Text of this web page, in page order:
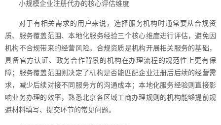
小规模企业注册代办的核心评估维度
对于有相关需求的用户来说，选择服务机构时通常要从合规资
质、服务覆盖范围、本地化服务经验三个核心维度进行评估，避免因
机构不合规带来的经营风险。合规资质是机构开展相关服务的基础，
具备官方认证、政务合作背景的机构在办理流程的规范性上更有保
障；服务覆盖范围则决定了机构是否能匹配企业注册后后续的经营需
求，减少后续对接不同服务方的沟通成本；本地化服务经验则直接影
响业务办理的效率，熟悉北京各区域工商办理规则的机构能够提前规
避材料填写、提交环节的常见问题。